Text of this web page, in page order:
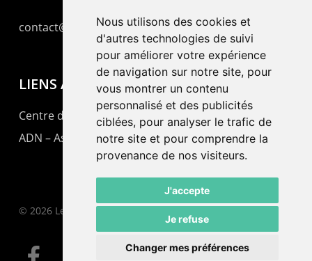
Nous utilisons des cookies et
d'autres technologies de suivi
pour améliorer votre expérience
de navigation sur notre site, pour
vous montrer un contenu
personnalisé et des publicités
ciblées, pour analyser le trafic de
notre site et pour comprendre la
provenance de nos visiteurs.
J'accepte
Je refuse
Changer mes préférences
contact@lepommier.ch
LIENS AMIS
Centre de culture ABC
ADN – Association Danse Neuchâtel
© 2026 Le Pommier.
facebook email